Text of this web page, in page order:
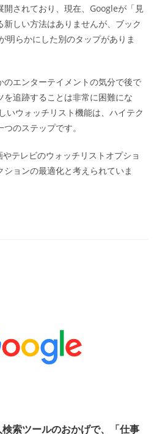
開されており、現在、Googleが「見
しい方法はありませんが、ブック
明らかにした別のタップがありま
のエンターテイメントの気分で後で
を追跡することは非常に困難にな
いウォッチリスト機能は、ハイテク
のステップです。
テレビのウォッチリストオプショ
ョンの最適化と考えられていま
索ツールのおかげで、「仕事